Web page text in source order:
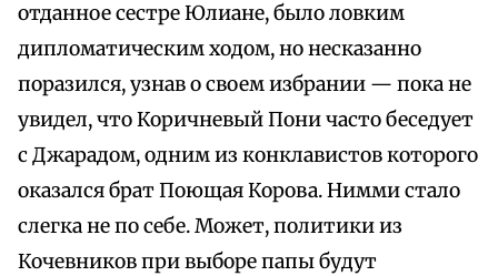
отданное сестре Юлиане, было ловким
дипломатическим ходом, но несказанно
поразился, узнав о своем избрании — пока не
увидел, что Коричневый Пони часто беседует
с Джарадом, одним из конклавистов которого
оказался брат Поющая Корова. Нимми стало
слегка не по себе. Может, политики из
Кочевников при выборе папы будут